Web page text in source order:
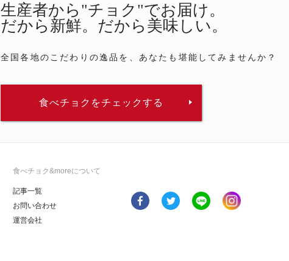
生産者から"チョク"でお届け。
だから新鮮。だから美味しい。
全国各地のこだわりの逸品を、あなたも堪能してみませんか？
食べチョクをチェックする
食べチョク&moreについて
記事一覧
お問い合わせ
運営会社